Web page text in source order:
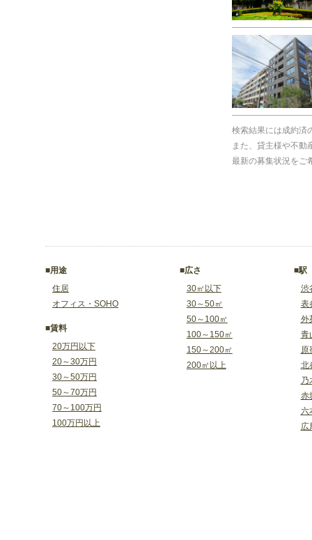
検索結果には成約済
また、貸主様や不動
最新の募集状況をご
■用途
住居
オフィス・SOHO
■賃料
20万円以下
20～30万円
30～50万円
50～70万円
70～100万円
100万円以上
■広さ
30㎡以下
30～50㎡
50～100㎡
100～150㎡
150～200㎡
200㎡以上
■駅
渋
表
外
青
原
北
乃
赤
六
広